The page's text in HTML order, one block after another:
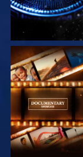
VERKEN DE SERIE